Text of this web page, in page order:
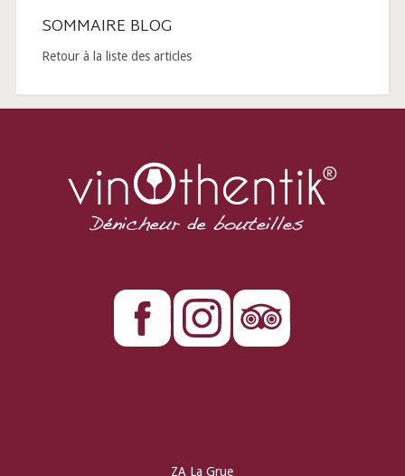
SOMMAIRE BLOG
Retour à la liste des articles
ZA La Grue